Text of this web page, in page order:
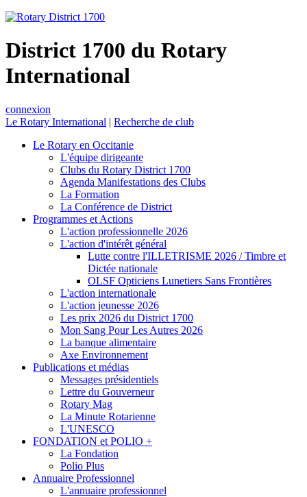
District 1700 du Rotary
International
connexion
Le Rotary International | Recherche de club
Le Rotary en Occitanie
L'équipe dirigeante
Clubs du Rotary District 1700
Agenda Manifestations des Clubs
La Formation
La Conférence de District
Programmes et Actions
L'action professionnelle 2026
L'action d'intérêt général
Lutte contre l'ILLETRISME 2026 / Timbre et
Dictée nationale
OLSF Opticiens Lunetiers Sans Frontières
L'action internationale
L'action jeunesse 2026
Les prix 2026 du District 1700
Mon Sang Pour Les Autres 2026
La banque alimentaire
Axe Environnement
Publications et médias
Messages présidentiels
Lettre du Gouverneur
Rotary Mag
La Minute Rotarienne
L'UNESCO
FONDATION et POLIO +
La Fondation
Polio Plus
Annuaire Professionnel
L'annuaire professionnel